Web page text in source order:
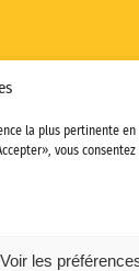
la plus pertinente en
vous consentez
Voir les
de